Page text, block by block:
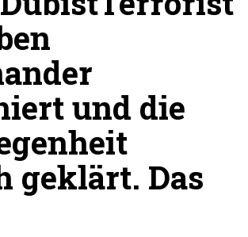
und die
geklärt. Das